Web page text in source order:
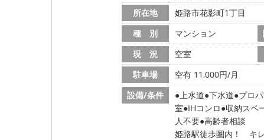
所在地
姫路市花影町1丁目
種 別
マンション
現 況
空室
駐車場
空有 11,000円/月
設備/条件
上水道 下水道 プロ
室 IHコンロ 収納スペ
人不要 高齢者相談
姫路駅徒歩圏内！ キ